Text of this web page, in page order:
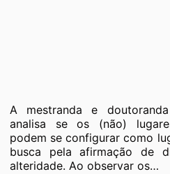
A mestranda e
analisa se os (não)
podem se configurar como
busca pela afirmação de
alteridade. Ao observar os…